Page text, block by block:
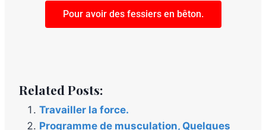
Pour avoir des fessiers en bêton.
Related Posts:
Travailler la force.
Programme de musculation, Quelques